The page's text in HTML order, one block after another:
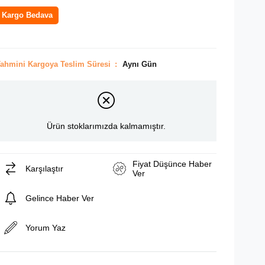
Kargo Bedava
Kargoya Teslim Süresi : Aynı Gün
Ürün stoklarımızda kalmamıştır.
Karşılaştır
Fiyat Düşünce Haber
Ver
Gelince Haber Ver
Yorum Yaz